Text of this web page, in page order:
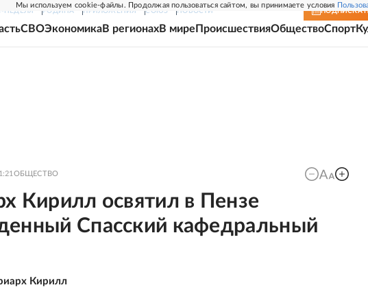
Мы используем cookie-файлы. Продолжая пользоваться сайтом, вы принимаете условия
НЕДЕЛЯ РОДИНА ПРИЛОЖЕНИЯ СОЮЗ НОВОСТИ ПОДПИСКА
СВОЭкономикаВ регионахВ мире ПроисшествияОбществоСпорт
ОБЩЕСТВО
Кирилл освятил в Пензе
Спасский кафедральный
Кирилл